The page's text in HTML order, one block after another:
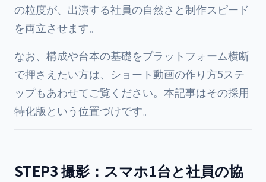
の粒度が、出演する社員の自然さと制作スピード
を両立させます。
なお、構成や台本の基礎をプラットフォーム横断
で押さえたい方は、 ショート動画の作り方5ステ
ップもあわせてご覧ください。本記事はその採用
特化版という位置づけです。
STEP3 撮影：スマホ1台と社員の協